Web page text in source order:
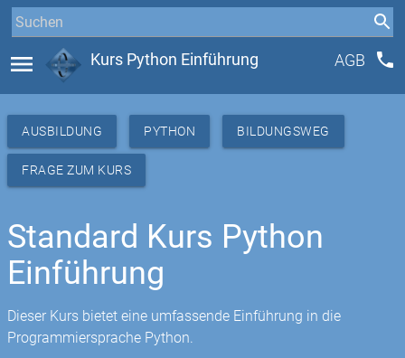
menu Kurs Python Einführung AGB phone
AUSBILDUNG PYTHON BILDUNGSWEG
FRAGE ZUM KURS
Standard Kurs Python
Einführung
Dieser Kurs bietet eine umfassende Einführung in die
Programmiersprache Python.